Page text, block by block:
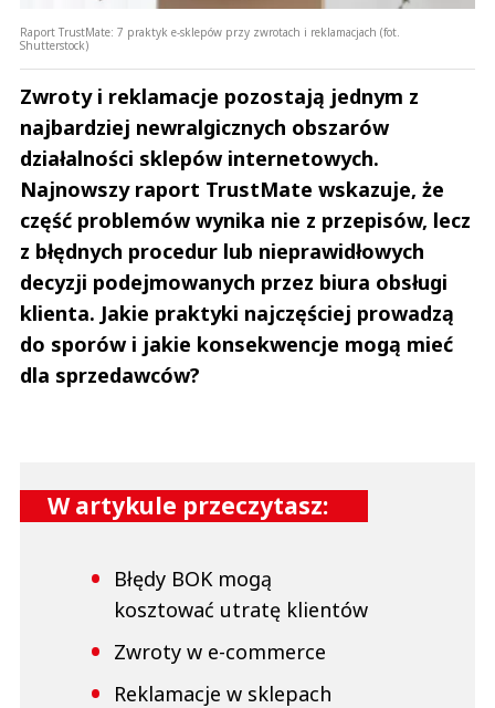
Raport TrustMate: 7 praktyk e-sklepów przy zwrotach i reklamacjach (fot.
Shutterstock)
Zwroty i reklamacje pozostają jednym z
najbardziej newralgicznych obszarów
działalności sklepów internetowych.
Najnowszy raport TrustMate wskazuje, że
część problemów wynika nie z przepisów, lecz
z błędnych procedur lub nieprawidłowych
decyzji podejmowanych przez biura obsługi
klienta. Jakie praktyki najczęściej prowadzą
do sporów i jakie konsekwencje mogą mieć
dla sprzedawców?
W artykule przeczytasz:
Błędy BOK mogą
kosztować utratę klientów
Zwroty w e-commerce
Reklamacje w sklepach